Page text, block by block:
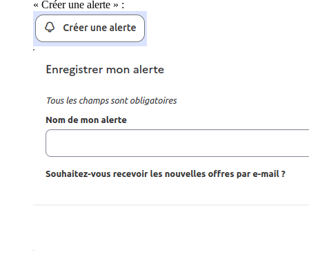
« Créer une alerte » :